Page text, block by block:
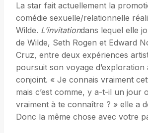
La star fait actuellement la
comédie sexuelle/relationnelle
Wilde. L’invitationdans lequel elle
de Wilde, Seth Rogen et Edward
Cruz, entre deux expériences
poursuit son voyage d’exploration
conjoint. « Je connais vraiment
mais c’est comme, y a-t-il un jour
vraiment à te connaître ? » elle a
Donc la même chose avec votre